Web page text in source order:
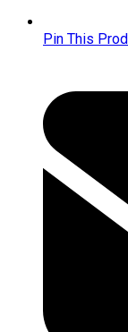
Pin This
new
window